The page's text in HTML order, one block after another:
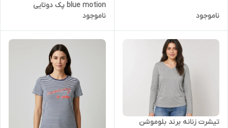
ناموجود
blue motion پک دوتایی
ناموجود
تیشرت زنانه برند بلوموشن